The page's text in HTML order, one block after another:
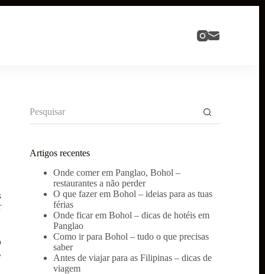
resultados
Artigos recentes
Onde comer em Panglao, Bohol –
restaurantes a não perder
O que fazer em Bohol – ideias para as tuas
férias
Onde ficar em Bohol – dicas de hotéis em
Panglao
Como ir para Bohol – tudo o que precisas
saber
Antes de viajar para as Filipinas – dicas de
viagem